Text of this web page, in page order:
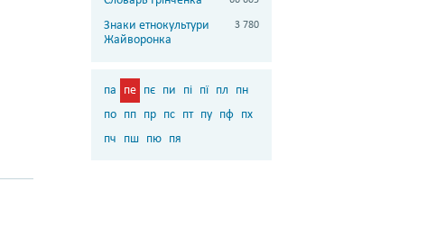
Знаки етнокультури
Жайворонка
3 780
па пе пє пи пі пї пл
пн
по пп пр пс пт пу пф пх
пч
пш пю пя